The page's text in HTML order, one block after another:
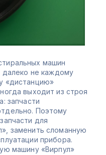
машин
далеко не каждому
«дистанцию»
выходит из строя
запчасти
Поэтому
для
заменить сломанную
прибора.
машину «Вирпул»